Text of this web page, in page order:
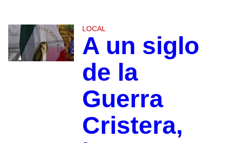
LOCAL
A un siglo
de la
Guerra
Cristera,